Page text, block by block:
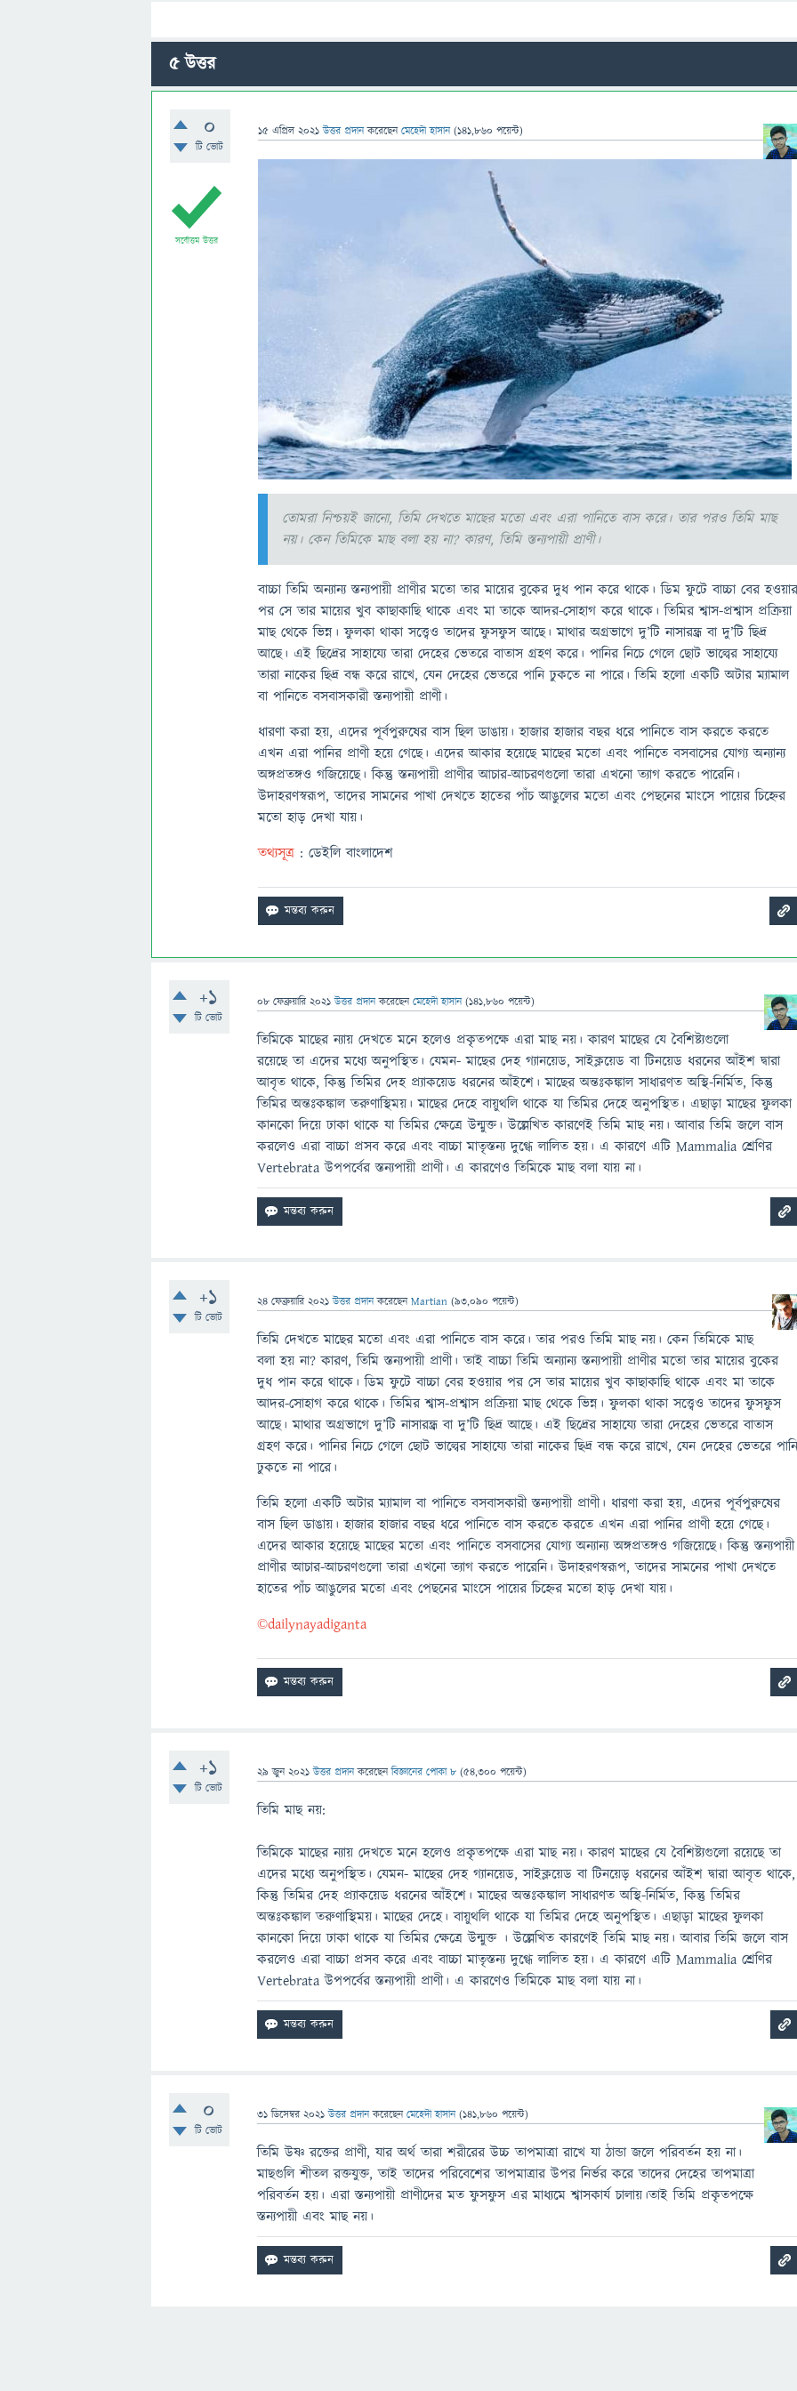
5উত্তর
0
টি ভোট
15 এপ্রিল 2021 উত্তর প্রদান করেছেনমেহেদী হাসান (141,860 পয়েন্ট)
সর্বোত্তম উত্তর
তোমরা নিশ্চয়ই জানো, তিমি দেখতে মাছের মতো এবং এরা পানিতে বাস করে। তার পরও তিমি মাছ
নয়। কেন তিমিকে মাছ বলা হয় না? কারণ, তিমি স্তন্যপায়ী প্রাণী।
বাচ্চা তিমি অন্যান্য স্তন্যপায়ী প্রাণীর মতো তার মায়ের বুকের দুধ পান করে থাকে। ডিম ফুটে বাচ্চা বের হওয়ার
পর সে তার মায়ের খুব কাছাকাছি থাকে এবং মা তাকে আদর-সোহাগ করে থাকে। তিমির শ্বাস-প্রশ্বাস প্রক্রিয়া
মাছ থেকে ভিন্ন। ফুলকা থাকা সত্ত্বেও তাদের ফুসফুস আছে। মাথার অগ্রভাগে দু’টি নাসারন্ধ্র বা দু’টি ছিদ্র
আছে। এই ছিদ্রের সাহায্যে তারা দেহের ভেতরে বাতাস গ্রহণ করে। পানির নিচে গেলে ছোট ভাল্বের সাহায্যে
তারা নাকের ছিদ্র বন্ধ করে রাখে, যেন দেহের ভেতরে পানি ঢুকতে না পারে। তিমি হলো একটি অটার ম্যামাল
বা পানিতে বসবাসকারী স্তন্যপায়ী প্রাণী।
ধারণা করা হয়, এদের পূর্বপুরুষের বাস ছিল ডাঙায়। হাজার হাজার বছর ধরে পানিতে বাস করতে করতে
এখন এরা পানির প্রাণী হয়ে গেছে। এদের আকার হয়েছে মাছের মতো এবং পানিতে বসবাসের যোগ্য অন্যান্য
অঙ্গপ্রতঙ্গও গজিয়েছে। কিন্তু স্তন্যপায়ী প্রাণীর আচার-আচরণগুলো তারা এখনো ত্যাগ করতে পারেনি।
উদাহরণস্বরূপ, তাদের সামনের পাখা দেখতে হাতের পাঁচ আঙুলের মতো এবং পেছনের মাংসে পায়ের চিহ্নের
মতো হাড় দেখা যায়।
তথ্যসূত্র: ডেইলি বাংলাদেশ
+1
টি ভোট
08 ফেব্রুয়ারি 2021 উত্তর প্রদান করেছেনমেহেদী হাসান (141,860 পয়েন্ট)
তিমিকে মাছের ন্যায় দেখতে মনে হলেও প্রকৃতপক্ষে এরা মাছ নয়। কারণ মাছের যে বৈশিষ্ট্যগুলাে
রয়েছে তা এদের মধ্যে অনুপস্থিত। যেমন- মাছের দেহ গ্যানয়েড, সাইক্লয়েড বা টিনয়েড ধরনের আঁইশ দ্বারা
আবৃত থাকে, কিন্তু তিমির দেহ প্র্যাকয়েড ধরনের আঁইশে। মাছের অন্তঃকঙ্কাল সাধারণত অস্থি-নির্মিত, কিন্তু
তিমির অন্তঃকঙ্কাল তরুণাস্থিময়। মাছের দেহে বায়ুথলি থাকে যা তিমির দেহে অনুপস্থিত। এছাড়া মাছের ফুলকা
কানকো দিয়ে ঢাকা থাকে যা তিমির ক্ষেত্রে উন্মুক্ত। উল্লেখিত কারণেই তিমি মাছ নয়। আবার তিমি জলে বাস
করলেও এরা বাচ্চা প্রসব করে এবং বাচ্চা মাতৃস্তন্য দুগ্ধে লালিত হয়। এ কারণে এটি Mammalia শ্রেণির
Vertebrata উপপর্বের স্তন্যপায়ী প্রাণী। এ কারণেও তিমিকে মাছ বলা যায় না।
+1
টি ভোট
24 ফেব্রুয়ারি 2021 উত্তর প্রদান করেছেনMartian (93,090 পয়েন্ট)
তিমি দেখতে মাছের মতো এবং এরা পানিতে বাস করে। তার পরও তিমি মাছ নয়। কেন তিমিকে মাছ
বলা হয় না? কারণ, তিমি স্তন্যপায়ী প্রাণী। তাই বাচ্চা তিমি অন্যান্য স্তন্যপায়ী প্রাণীর মতো তার মায়ের বুকের
দুধ পান করে থাকে। ডিম ফুটে বাচ্চা বের হওয়ার পর সে তার মায়ের খুব কাছাকাছি থাকে এবং মা তাকে
আদর-সোহাগ করে থাকে। তিমির শ্বাস-প্রশ্বাস প্রক্রিয়া মাছ থেকে ভিন্ন। ফুলকা থাকা সত্ত্বেও তাদের ফুসফুস
আছে। মাথার অগ্রভাগে দু’টি নাসারন্ধ্র বা দু’টি ছিদ্র আছে। এই ছিদ্রের সাহায্যে তারা দেহের ভেতরে বাতাস
গ্রহণ করে। পানির নিচে গেলে ছোট ভাল্বের সাহায্যে তারা নাকের ছিদ্র বন্ধ করে রাখে, যেন দেহের ভেতরে
ঢুকতে না পারে।
তিমি হলো একটি অটার ম্যামাল বা পানিতে বসবাসকারী স্তন্যপায়ী প্রাণী। ধারণা করা হয়, এদের পূর্বপুরুষের
বাস ছিল ডাঙায়। হাজার হাজার বছর ধরে পানিতে বাস করতে করতে এখন এরা পানির প্রাণী হয়ে গেছে।
এদের আকার হয়েছে মাছের মতো এবং পানিতে বসবাসের যোগ্য অন্যান্য অঙ্গপ্রতঙ্গও গজিয়েছে। কিন্তু স্তন্যপায়ী
প্রাণীর আচার-আচরণগুলো তারা এখনো ত্যাগ করতে পারেনি। উদাহরণস্বরূপ, তাদের সামনের পাখা দেখতে
হাতের পাঁচ আঙুলের মতো এবং পেছনের মাংসে পায়ের চিহ্নের মতো হাড় দেখা যায়।
©️dailynayadiganta
+1
টি ভোট
29 জুন 2021 উত্তর প্রদান করেছেনবিজ্ঞানের পোকা ৮ (54,300 পয়েন্ট)
তিমি মাছ নয়:
তিমিকে মাছের ন্যায় দেখতে মনে হলেও প্রকৃতপক্ষে এরা মাছ নয়। কারণ মাছের যে বৈশিষ্ট্যগুলাে রয়েছে তা
এদের মধ্যে অনুপস্থিত। যেমন- মাছের দেহ গ্যানয়েড, সাইক্লয়েড বা টিনয়েড় ধরনের আঁইশ দ্বারা আবৃত থাকে,
কিন্তু তিমির দেহ প্র্যাকয়েড ধরনের আঁইশে। মাছের অন্তঃকঙ্কাল সাধারণত অস্থি-নির্মিত, কিন্তু তিমির
অন্তঃকঙ্কাল তরুণাস্থিময়। মাছের দেহে। বায়ুথলি থাকে যা তিমির দেহে অনুপস্থিত। এছাড়া মাছের ফুলকা
কানকো দিয়ে ঢাকা থাকে যা তিমির ক্ষেত্রে উন্মুক্ত । উল্লেখিত কারণেই তিমি মাছ নয়। আবার তিমি জলে বাস
করলেও এরা বাচ্চা প্রসব করে এবং বাচ্চা মাতৃস্তন্য দুগ্ধে লালিত হয়। এ কারণে এটি Mammalia শ্রেণির
Vertebrata উপপর্বের স্তন্যপায়ী প্রাণী। এ কারণেও তিমিকে মাছ বলা যায় না।
0
টি ভোট
31 ডিসেম্বর 2021 উত্তর প্রদান করেছেনমেহেদী হাসান (141,860 পয়েন্ট)
তিমি উষ্ণ রক্তের প্রাণী, যার অর্থ তারা শরীরের উচ্চ তাপমাত্রা রাখে যা ঠান্ডা জলে পরিবর্তন হয় না।
মাছগুলি শীতল রক্তযুক্ত, তাই তাদের পরিবেশের তাপমাত্রার উপর নির্ভর করে তাদের দেহের তাপমাত্রা
পরিবর্তন হয়। এরা স্তন্যপায়ী প্রাণীদের মত ফুসফুস এর মাধ্যমে শ্বাসকার্য চালায়।তাই তিমি প্রকৃতপক্ষে
স্তন্যপায়ী এবং মাছ নয়।